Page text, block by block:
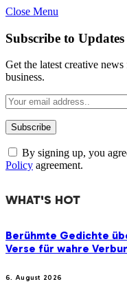
Close Menu
Subscribe to Updates
Get the latest creative
business.
By signing up, you
Policy agreement.
WHAT'S HOT
Berühmte Gedichte
Verse für wahre
6. August 2026